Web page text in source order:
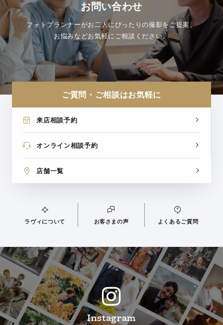
お問い合わせ
フォトプランナーがお二人にぴったりの撮影をご提案。
お悩みなどお気軽にご相談ください。
ご質問・ご相談はお気軽に
来店相談予約
オンライン相談予約
店舗一覧
ラヴィについて お客さまの声 よくあるご質問
Instagram